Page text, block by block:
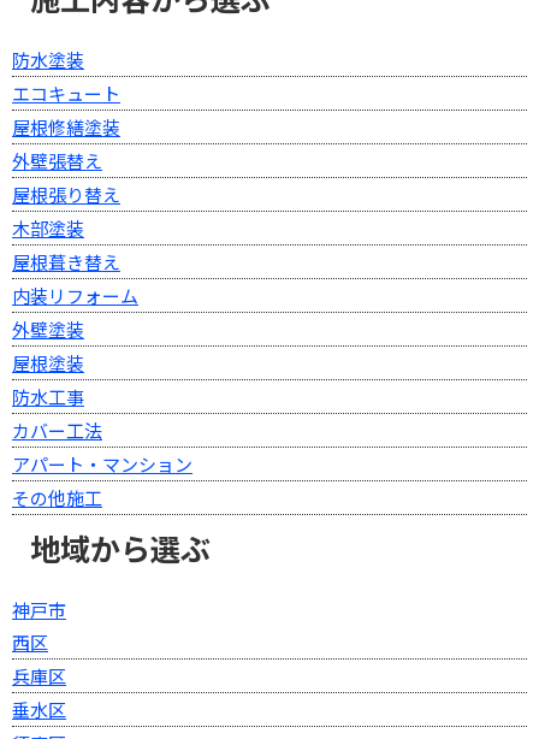
防水塗装
エコキュート
屋根修繕塗装
外壁張替え
屋根張り替え
木部塗装
屋根葺き替え
内装リフォーム
外壁塗装
屋根塗装
防水工事
カバー工法
アパート・マンション
その他施工
地域から選ぶ
神戸市
西区
兵庫区
垂水区